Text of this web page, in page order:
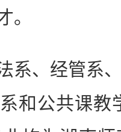
。
、经管系、
和公共课教